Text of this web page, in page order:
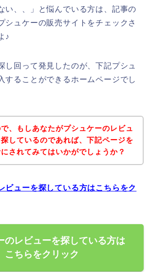
い、、」と悩んでいる方は、記事の
シュケーの販売サイトをチェックさ
♪
し回って発見したのが、下記プシュ
することができるホームページでし
、もしあなたがプシュケーのレビュ
しているのであれば、下記ページを
されてみてはいかがでしょうか？
ビューを探している方はこちらをク
のレビューを探している方は
こちらをクリック